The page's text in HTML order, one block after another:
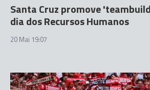
Santa Cruz promove
dia dos Recursos Humanos
20 Mai 19:07